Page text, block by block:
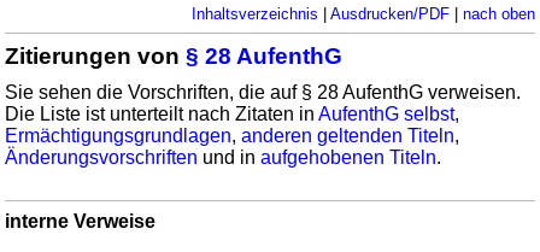
Inhaltsverzeichnis | Ausdrucken/PDF| nach oben
Zitierungen von§ 28 AufenthG
Sie sehen die Vorschriften, die auf § 28 AufenthG verweisen.
Die Liste ist unterteilt nach Zitaten inAufenthG selbst,
Ermächtigungsgrundlagen,anderen geltenden Titeln,
Änderungsvorschriften und inaufgehobenen Titeln.
interne Verweise